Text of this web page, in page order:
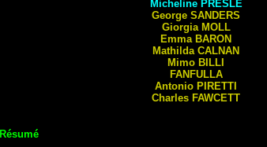
Micheline PRESLE
George SANDERS
Giorgia MOLL
Emma BARON
Mathilda CALNAN
Mimo BILLI
FANFULLA
Antonio PIRETTI
Charles FAWCETT
Résumé